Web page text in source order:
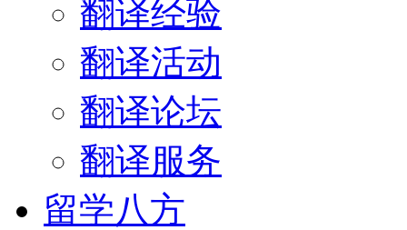
翻译经验
翻译活动
翻译论坛
翻译服务
留学八方